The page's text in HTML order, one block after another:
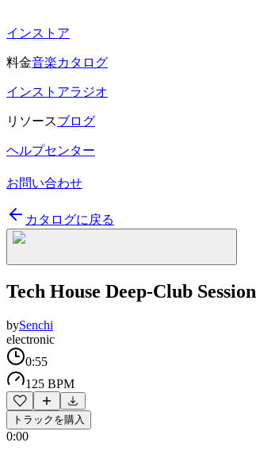
インストア
料金音楽カタログ
インストアラジオ
リソースブログ
ヘルプセンター
お問い合わせ
カタログに戻る
Tech House Deep-Club Session
bySenchi
electronic
0:55
125 BPM
トラックを購入
0:00